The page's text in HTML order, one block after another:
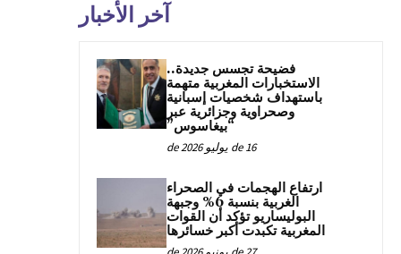
آخر الأخبار
فضيحة تجسس جديدة..
الاستخبارات المغربية متهمة
باستهداف شخصيات إسبانية
وصحراوية وجزائرية عبر
“بيغاسوس”
16 de يوليو de 2026
ارتفاع الهجمات في الصحراء
الغربية بنسبة 6% وجبهة
البوليساريو تؤكد أن القوات
المغربية تكبدت أكبر خسائرها